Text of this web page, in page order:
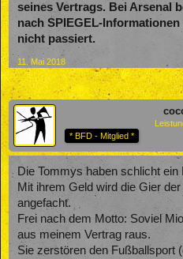
seines Vertrags. Bei Arsenal
nach SPIEGEL-
nicht passiert.
11. Mai 2018
* BFD - Mitglied *
Die Tommys haben schlicht ein
Mit ihrem Geld wird die Gier
angefacht.
Frei nach dem Motto: Soviel
aus meinem Vertrag raus.
Sie zerstören den Fußballsport